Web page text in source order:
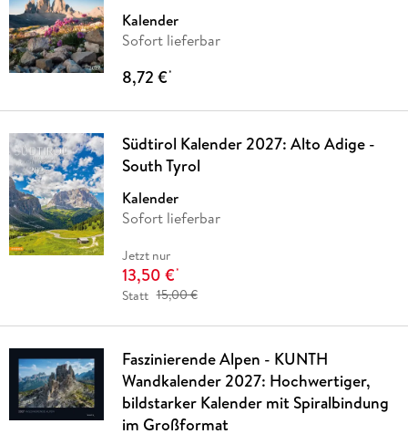
Kalender
Sofort lieferbar
8,72 €*
Südtirol Kalender 2027: Alto Adige -
South Tyrol
Kalender
Sofort lieferbar
Jetzt nur
13,50 €*
Statt 15,00 €
Faszinierende Alpen - KUNTH
Wandkalender 2027: Hochwertiger,
bildstarker Kalender mit Spiralbindung
im Großformat